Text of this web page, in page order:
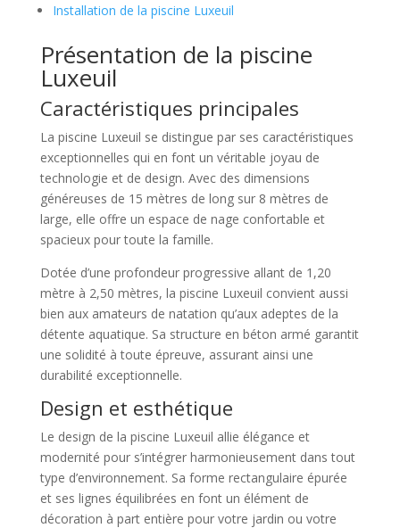
Installation de la piscine Luxeuil
Présentation de la piscine
Luxeuil
Caractéristiques principales
La piscine Luxeuil se distingue par ses caractéristiques
exceptionnelles qui en font un véritable joyau de
technologie et de design. Avec des dimensions
généreuses de 15 mètres de long sur 8 mètres de
large, elle offre un espace de nage confortable et
spacieux pour toute la famille.
Dotée d’une profondeur progressive allant de 1,20
mètre à 2,50 mètres, la piscine Luxeuil convient aussi
bien aux amateurs de natation qu’aux adeptes de la
détente aquatique. Sa structure en béton armé garantit
une solidité à toute épreuve, assurant ainsi une
durabilité exceptionnelle.
Design et esthétique
Le design de la piscine Luxeuil allie élégance et
modernité pour s’intégrer harmonieusement dans tout
type d’environnement. Sa forme rectangulaire épurée
et ses lignes équilibrées en font un élément de
décoration à part entière pour votre jardin ou votre